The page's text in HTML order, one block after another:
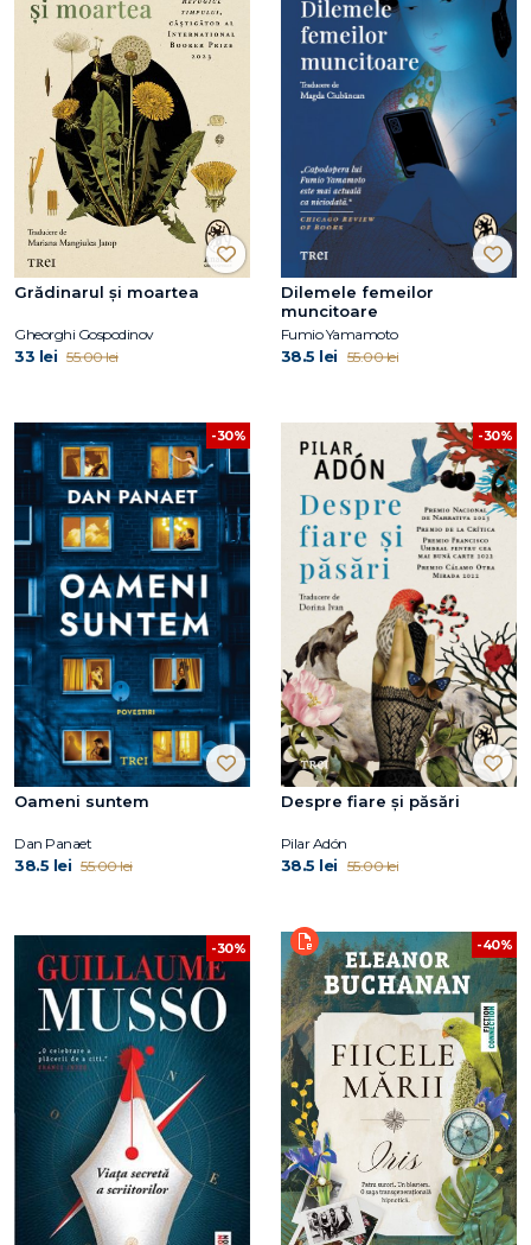
Grădinarul și moartea
Gheorghi Gospodinov
33 lei 55.00 lei
Dilemele femeilor
muncitoare
Fumio Yamamoto
38.5 lei 55.00 lei
-30%
Oameni suntem
Dan Panaet
38.5 lei 55.00 lei
-30%
Despre fiare și păsări
Pilar Adón
38.5 lei 55.00 lei
-30% -40%